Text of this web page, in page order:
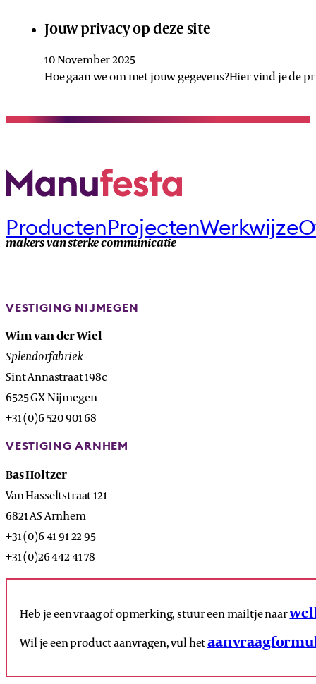
Jouw privacy op deze site
10 November 2025
Hoe gaan we om met jouw gegevens?Hier vind je de
makers van sterke communicatie
ProductenProjectenWerkwijze
VESTIGING NIJMEGEN
Wim van der Wiel
Splendorfabriek
Sint Annastraat 198c
6525 GX Nijmegen
+31 (0)6 520 901 68
VESTIGING ARNHEM
Bas Holtzer
Van Hasseltstraat 121
6821 AS Arnhem
+31 (0)6 41 91 22 95
+31 (0)26 442 41 78
Heb je een vraag of opmerking, stuur een mailtje naar
Wil je een product aanvragen, vul het